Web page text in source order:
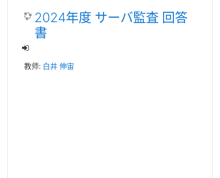
2024年度 サーバ監査 回答
書
教师: 白井 伸宙